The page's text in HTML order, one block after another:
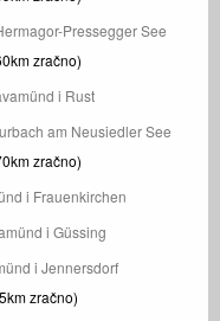
Pressegger See
zračno)
i Rust
am Neusiedler See
zračno)
i Frauenkirchen
i Güssing
i Jennersdorf
zračno)